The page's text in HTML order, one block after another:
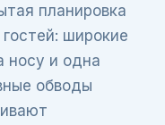
планировка
широкие
носу и одна
обводы